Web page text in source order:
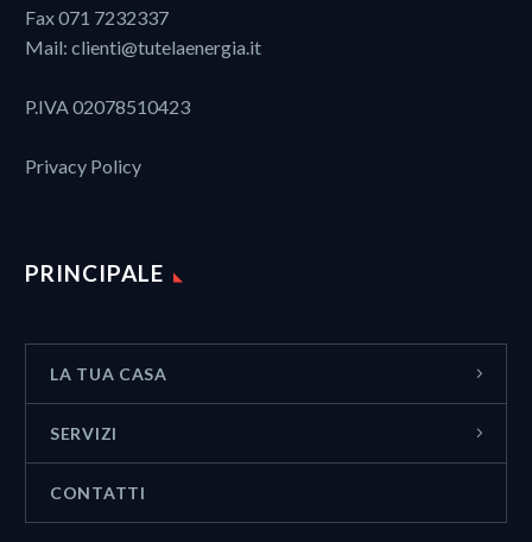
Fax 071 7232337
Mail: clienti@tutelaenergia.it
P.IVA 02078510423
Privacy Policy
PRINCIPALE
LA TUA CASA
SERVIZI
CONTATTI